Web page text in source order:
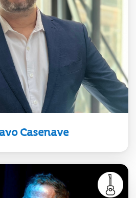
ganador de
Grammy. Obtuvo dos
en los Global Music
con más de 35
Casenave